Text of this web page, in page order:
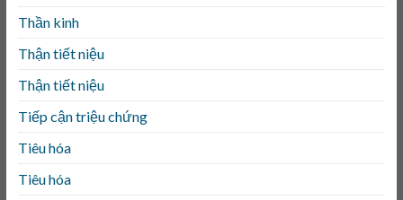
Thần kinh
Thận tiết niệu
Thận tiết niệu
Tiếp cận triệu chứng
Tiêu hóa
Tiêu hóa